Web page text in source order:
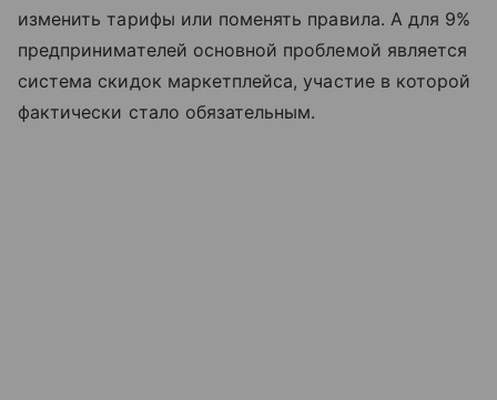
изменить тарифы или поменять правила. А для 9%
предпринимателей основной проблемой является
система скидок маркетплейса, участие в которой
фактически стало обязательным.